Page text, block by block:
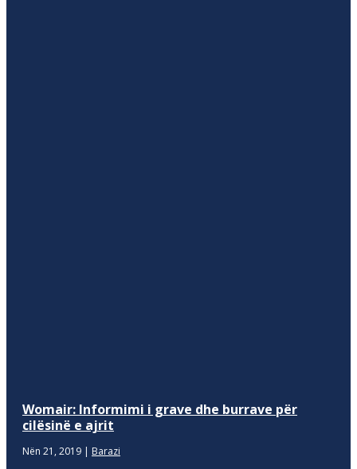
Womair: Informimi i grave dhe burrave për
cilësinë e ajrit
Nën 21, 2019 | Barazi